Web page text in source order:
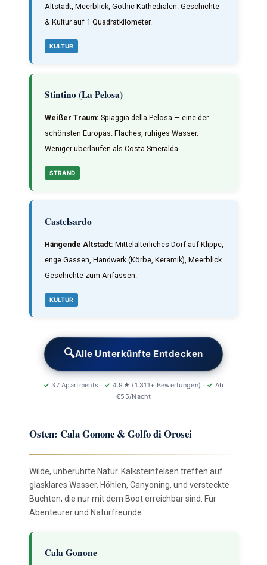
Altstadt, Meerblick, Gothic-Kathedralen. Geschichte
& Kultur auf 1 Quadratkilometer.
KULTUR
Stintino (La Pelosa)
Weißer Traum: Spiaggia della Pelosa — eine der
schönsten Europas. Flaches, ruhiges Wasser.
Weniger überlaufen als Costa Smeralda.
STRAND
Castelsardo
Hängende Altstadt: Mittelalterliches Dorf auf Klippe,
enge Gassen, Handwerk (Körbe, Keramik), Meerblick.
Geschichte zum Anfassen.
KULTUR
🔍Alle Unterkünfte Entdecken
✓ 37 Apartments · ✓ 4.9★ (1.311+ Bewertungen) · ✓ Ab
€55/Nacht
Osten: Cala Gonone & Golfo di Orosei
Wilde, unberührte Natur. Kalksteinfelsen treffen auf
glasklares Wasser. Höhlen, Canyoning, und versteckte
Buchten, die nur mit dem Boot erreichbar sind. Für
Abenteurer und Naturfreunde.
Cala Gonone